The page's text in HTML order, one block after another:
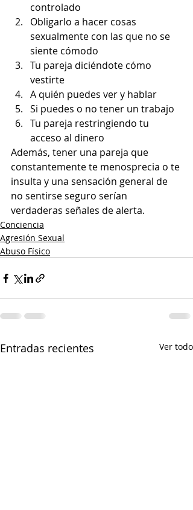
controlado
Obligarlo a hacer cosas
sexualmente con las que no se
siente cómodo
Tu pareja diciéndote cómo
vestirte
A quién puedes ver y hablar
Si puedes o no tener un trabajo
Tu pareja restringiendo tu
acceso al dinero
Además, tener una pareja que
constantemente te menosprecia o te
insulta y una sensación general de
no sentirse seguro serían
verdaderas señales de alerta.
Conciencia
Agresión Sexual
Abuso Físico
Entradas recientes Ver todo